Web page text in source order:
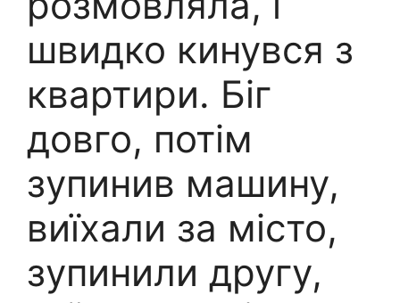
швидко кинувся з
квартири. Біг
довго, потім
зупинив машину,
виїхали за місто,
зупинили другу,